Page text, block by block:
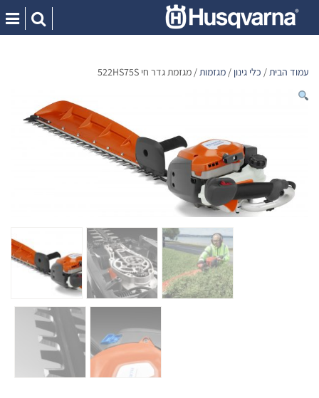
content
עמוד הבית/ כלי גינון / מגזמות/ מגזמת גדר חי 522HS75S